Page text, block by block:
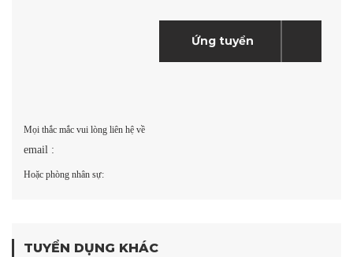
Mọi thắc mắc vui lòng liên hệ về
email :
Hoặc phòng nhân sự:
TUYỂN DỤNG KHÁC